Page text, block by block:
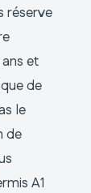
réserve
et
de
le
de
A1